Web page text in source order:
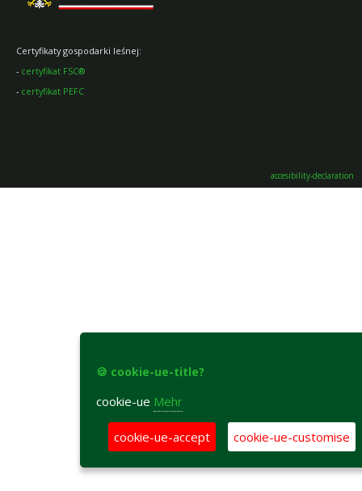
Certyfikaty gospodarki leśnej:
- certyfikat FSC®
- certyfikat PEFC
accesibility-declaration
🍪 cookie-ue-title?
cookie-ue Mehr
cookie-ue-accept cookie-ue-customise